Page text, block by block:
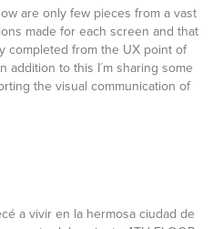
are only few pieces from a vast
made for each screen and that
completed from the UX point of
addition to this I´m sharing some
the visual communication of
a vivir en la hermosa ciudad de